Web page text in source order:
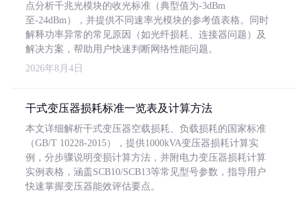
点分析千兆光模块的收光标准（典型值为-3dBm
至-24dBm），并提供不同速率光模块的参考值表格。同时
解释功率异常的常见原因（如光纤损耗、连接器问题）及
解决方案，帮助用户快速判断网络性能问题。
2026年8月4日
干式变压器损耗标准一览表及计算方法
本文详细解析干式变压器空载损耗、负载损耗的国家标准
（GB/T 10228-2015），提供1000kVA变压器损耗计算实
例，分步骤说明变损计算方法，并附电力变压器损耗计算
实例表格，涵盖SCB10/SCB13等常见型号参数，指导用户
快速掌握变压器能效评估要点。